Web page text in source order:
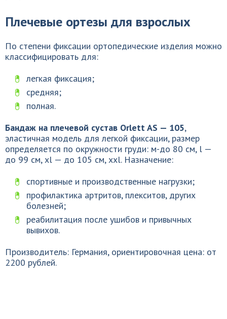
Плечевые ортезы для взрослых
По степени фиксации ортопедические изделия можно
классифицировать для:
легкая фиксация;
средняя;
полная.
Бандаж на плечевой сустав Orlett AS — 105,
эластичная модель для легкой фиксации, размер
определяется по окружности груди: м-до 80 см, l —
до 99 см, xl — до 105 см, xxl. Назначение:
спортивные и производственные нагрузки;
профилактика артритов, плекситов, других
болезней;
реабилитация после ушибов и привычных
вывихов.
Производитель: Германия, ориентировочная цена: от
2200 рублей.